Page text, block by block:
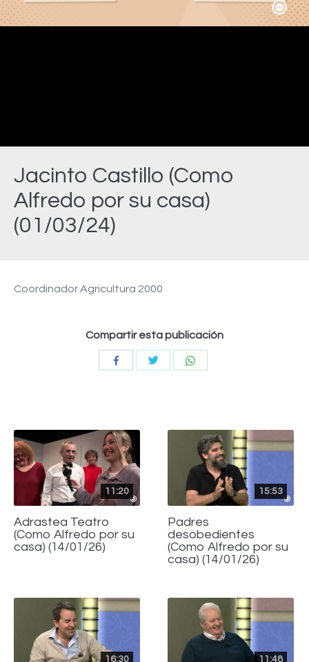
Jacinto Castillo (Como
Alfredo por su casa)
(01/03/24)
Video
Coordinador Agricultura 2000
Compartir esta publicación
CompartirCompartir
11:20
Adrastea Teatro
(Como Alfredo por su
casa) (14/01/26)
15:53
Padres
desobedientes
(Como Alfredo por su
casa) (14/01/26)
16:30 11:48